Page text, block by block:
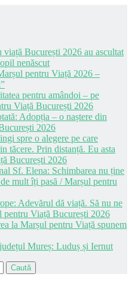
București 2026 au ascultat
nenăscut
pentru Viață 2026 –
pentru amândoi – pe
Viață București 2026
Adopția – o naștere din
2026
spre o alegere pe care
tăcere. Prin distanță. Eu asta
București 2026
Sf. Elena: Schimbarea nu ține
mult îți pasă / Marșul pentru
Adevărul dă viață. Să nu ne
pentru Viață București 2026
la Marșul pentru Viață spunem
Mureș: Luduș și Iernut
Caută